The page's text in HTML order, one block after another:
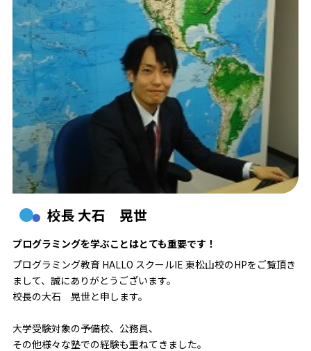
校長 大石 晃世
プログラミングを学ぶことはとても重要です！
プログラミング教育 HALLO スクールIE 東松山校のHPをご覧頂き
まして、誠にありがとうございます。
校長の大石 晃世と申します。
大学受験対象の予備校、公務員、
その他様々な塾での経験も重ねてきました。